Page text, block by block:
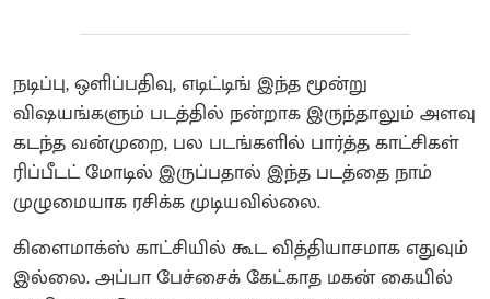
நடிப்பு, ஒளிப்பதிவு, எடிட்டிங் இந்த மூன்று
விஷயங்களும் படத்தில் நன்றாக இருந்தாலும் அளவு
கடந்த வன்முறை, பல படங்களில் பார்த்த காட்சிகள்
ரிப்பீடட் மோடில் இருப்பதால் இந்த படத்தை நாம்
முழுமையாக ரசிக்க முடியவில்லை.
கிளைமாக்ஸ் காட்சியில் கூட வித்தியாசமாக எதுவும்
இல்லை. அப்பா பேச்சைக் கேட்காத மகன் கையில்